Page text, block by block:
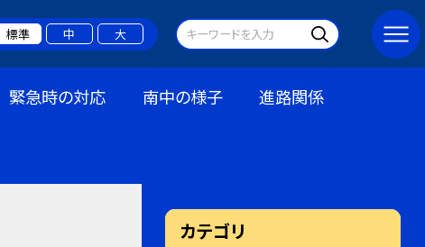
標準 中 大
緊急時の対応 南中の様子 進路関係
カテゴリ